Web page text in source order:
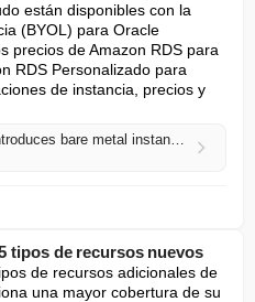
están disponibles con la
(BYOL) para Oracle
precios de Amazon RDS para
RDS Personalizado para
de instancia, precios y
Amazon RDS for Oracle introduces bare metal instances with 25% lower pricing compared to equivalent virtualized instances
tipos de recursos nuevos
de recursos adicionales de
una mayor cobertura de su